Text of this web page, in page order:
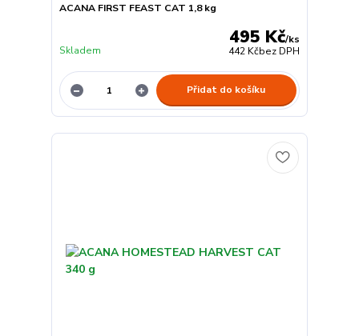
ACANA FIRST FEAST CAT 1,8 kg
495 Kč/ks
442 Kčbez DPH
Skladem
Přidat do košíku